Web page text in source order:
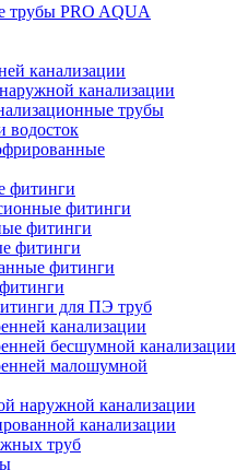
трубы PRO AQUA
канализации
канализации
трубы
водосток
фитинги
фитинги
фитинги
фитинги
фитинги
для ПЭ труб
канализации
бесшумной канализации
малошумной
наружной канализации
канализации
труб